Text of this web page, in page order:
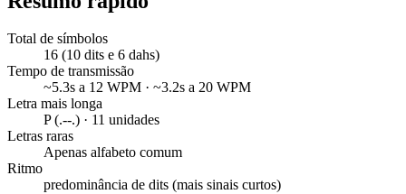
Total de símbolos
16 (10 dits e 6 dahs)
Tempo de transmissão
~5.3s a 12 WPM · ~3.2s a 20 WPM
Letra mais longa
P (.--.) · 11 unidades
Letras raras
Apenas alfabeto comum
Ritmo
predominância de dits (mais sinais curtos)